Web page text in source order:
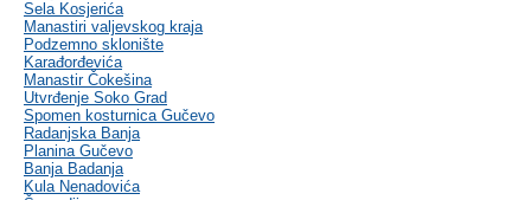
Sela Kosjerića
Manastiri valjevskog kraja
Podzemno sklonište
Karađorđevića
Manastir Čokešina
Utvrđenje Soko Grad
Spomen kosturnica Gučevo
Radanjska Banja
Planina Gučevo
Banja Badanja
Kula Nenadovića